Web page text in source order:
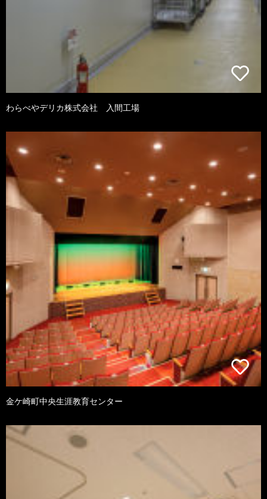
わらべやデリカ株式会社 入間工場
金ケ崎町中央生涯教育センター